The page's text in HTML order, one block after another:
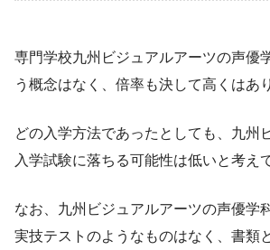
専門学校九州ビジュアルアーツの声優
う概念はなく、倍率も決して高くはあ
どの入学方法であったとしても、九州
入学試験に落ちる可能性は低いと考え
なお、九州ビジュアルアーツの声優学
実技テストのようなものはなく、書類